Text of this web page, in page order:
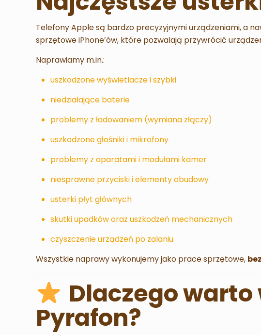
Telefony Apple są bardzo precyzyjnymi urządzeniami, a
sprzętowe iPhone’ów, które pozwalają przywrócić
Naprawiamy m.in.:
uszkodzone wyświetlacze i szybki
niedziałające baterie
problemy z ładowaniem (wymiana złączy)
uszkodzone głośniki i mikrofony
problemy z aparatami i modułami kamer
niesprawne przyciski i elementy obudowy
usterki płyt głównych
skutki upadków oraz uszkodzeń mechanicznych
czyszczenie urządzeń po zalaniu
Wszystkie naprawy wykonujemy jako prace sprzętowe,
Dlaczego
Pyrafon?